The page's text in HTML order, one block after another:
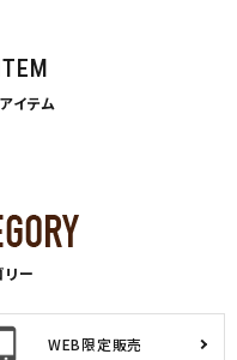
イテム
リー
WEB限定販売